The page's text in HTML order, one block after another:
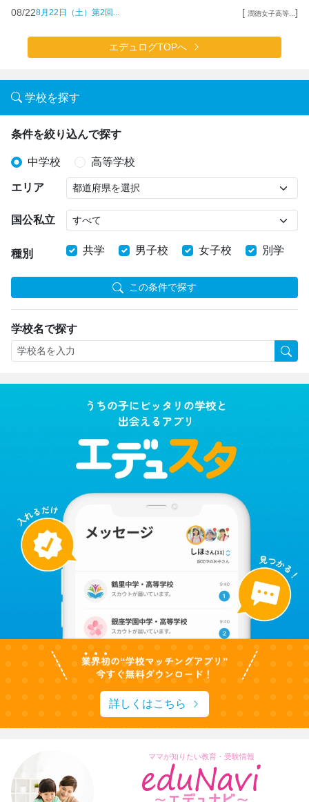
08/228月22日（土）第2回... [ 潤徳女子高等... ]
エデュログTOPへ
学校を探す
条件を絞り込んで探す
中学校 高等学校
エリア
国公私立
種別 共学 男子校 女子校 別学
この条件で探す
学校名で探す
詳しくはこちら
ママが知りたい教育・受験情報